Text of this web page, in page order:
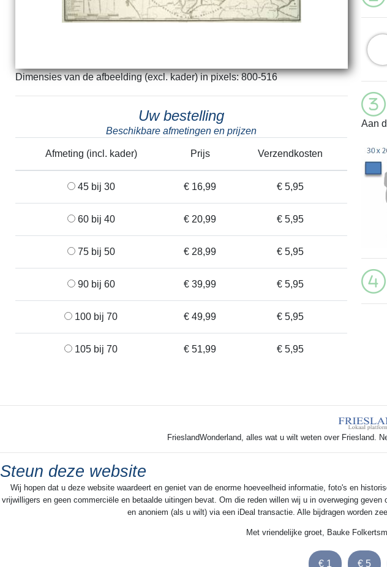
Dimensies van de afbeelding (excl. kader) in pixels: 800-516
Uw bestelling
Beschikbare afmetingen en prijzen
Afmeting (incl. kader) Prijs Verzendkosten
45 bij 30 € 16,99 € 5,95
60 bij 40 € 20,99 € 5,95
75 bij 50 € 28,99 € 5,95
90 bij 60 € 39,99 € 5,95
100 bij 70 € 49,99 € 5,95
105 bij 70 € 51,99 € 5,95
Aan
FrieslandWonderland, alles wat u wilt weten over Friesland.
Steun deze website
Wij hopen dat u deze website waardeert en geniet van de enorme hoeveelheid informatie, foto's en
vrijwilligers en geen commerciële en betaalde uitingen bevat. Om die reden willen wij u in overweging
en anoniem (als u wilt) via een iDeal transactie. Alle bijdragen worden
Met vriendelijke groet, Bauke